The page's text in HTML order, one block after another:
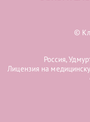
©
Россия,
Лицензия на